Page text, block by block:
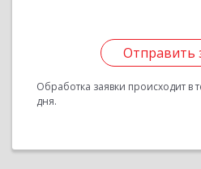
Отправить
Обработка заявки происходит в
дня.